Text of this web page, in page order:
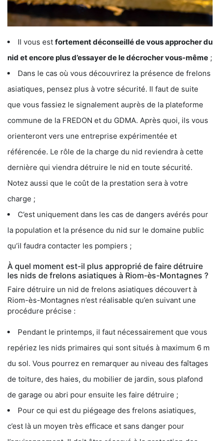
Il vous est fortement déconseillé de vous approcher du
nid et encore plus d’essayer de le décrocher vous-même ;
Dans le cas où vous découvrirez la présence de frelons
asiatiques, pensez plus à votre sécurité. Il faut de suite
que vous fassiez le signalement auprès de la plateforme
commune de la FREDON et du GDMA. Après quoi, ils vous
orienteront vers une entreprise expérimentée et
référencée. Le rôle de la charge du nid reviendra à cette
dernière qui viendra détruire le nid en toute sécurité.
Notez aussi que le coût de la prestation sera à votre
charge ;
C’est uniquement dans les cas de dangers avérés pour
la population et la présence du nid sur le domaine public
qu’il faudra contacter les pompiers ;
À quel moment est-il plus approprié de faire détruire
les nids de frelons asiatiques à Riom-ès-Montagnes ?
Faire détruire un nid de frelons asiatiques découvert à
Riom-ès-Montagnes n’est réalisable qu’en suivant une
procédure précise :
Pendant le printemps, il faut nécessairement que vous
repériez les nids primaires qui sont situés à maximum 6 m
du sol. Vous pourrez en remarquer au niveau des faîtages
de toiture, des haies, du mobilier de jardin, sous plafond
de garage ou abri pour ensuite les faire détruire ;
Pour ce qui est du piégeage des frelons asiatiques,
c’est là un moyen très efficace et sans danger pour